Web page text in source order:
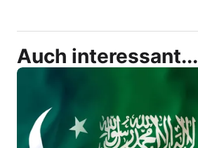
Auch interessant...